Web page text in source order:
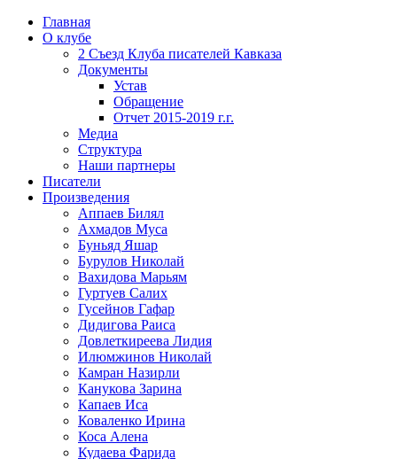
Главная
О клубе
2 Съезд Клуба писателей Кавказа
Документы
Устав
Обращение
Отчет 2015-2019 г.г.
Медиа
Структура
Наши партнеры
Писатели
Произведения
Аппаев Билял
Ахмадов Муса
Буньяд Яшар
Бурулов Николай
Вахидова Марьям
Гуртуев Салих
Гусейнов Гафар
Дидигова Раиса
Довлеткиреева Лидия
Илюмжинов Николай
Камран Назирли
Канукова Зарина
Капаев Иса
Коваленко Ирина
Коса Алена
Кудаева Фарида